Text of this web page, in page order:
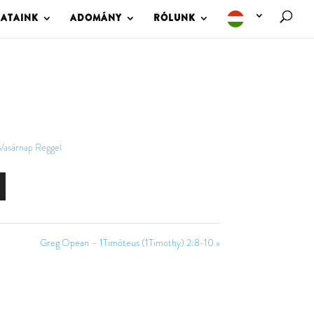
ADOMÁNY RÓLUNK
Reggel
Greg Opean – 1Timóteus (1Timothy) 2:8-10 »